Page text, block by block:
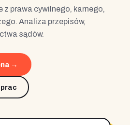
z prawa cywilnego, karnego,
Analiza przepisów,
sądów.
→